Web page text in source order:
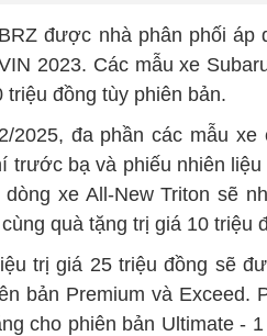
được nhà phân phối
2023. Các mẫu xe
triệu đồng tùy phiên bản.
2025, đa phần các mẫu
trước bạ và phiếu nhiên
xe All-New Triton sẽ
quà tặng trị giá 10 triệu
trị giá 25 triệu đồng sẽ
bản Premium và Exceed.
cho phiên bản Ultimate -